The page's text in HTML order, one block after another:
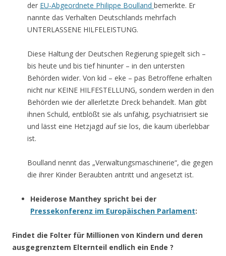
der EU-Abgeordnete Philippe Boulland bemerkte. Er
nannte das Verhalten Deutschlands mehrfach
UNTERLASSENE HILFELEISTUNG.
Diese Haltung der Deutschen Regierung spiegelt sich –
bis heute und bis tief hinunter – in den untersten
Behörden wider. Von kid – eke – pas Betroffene erhalten
nicht nur KEINE HILFESTELLUNG, sondern werden in den
Behörden wie der allerletzte Dreck behandelt. Man gibt
ihnen Schuld, entblößt sie als unfähig, psychiatrisiert sie
und lässt eine Hetzjagd auf sie los, die kaum überlebbar
ist.
Boulland nennt das „Verwaltungsmaschinerie“, die gegen
die ihrer Kinder Beraubten antritt und angesetzt ist.
Heiderose Manthey spricht bei der
Pressekonferenz im Europäischen Parlament:
Findet die Folter für Millionen von Kindern und deren
ausgegrenztem Elternteil endlich ein Ende ?